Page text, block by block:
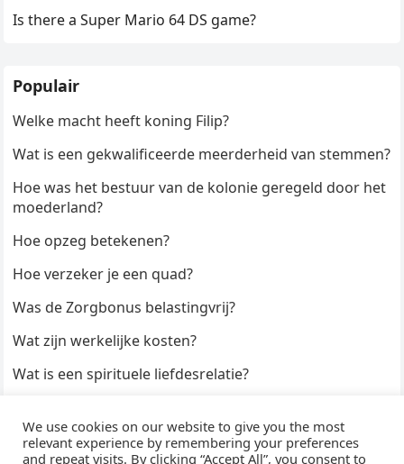
Is there a Super Mario 64 DS game?
Populair
Welke macht heeft koning Filip?
Wat is een gekwalificeerde meerderheid van stemmen?
Hoe was het bestuur van de kolonie geregeld door het
moederland?
Hoe opzeg betekenen?
Hoe verzeker je een quad?
Was de Zorgbonus belastingvrij?
Wat zijn werkelijke kosten?
Wat is een spirituele liefdesrelatie?
Hoe duur zijn Keukendeurtjes?
We use cookies on our website to give you the most
relevant experience by remembering your preferences
and repeat visits. By clicking “Accept All”, you consent to